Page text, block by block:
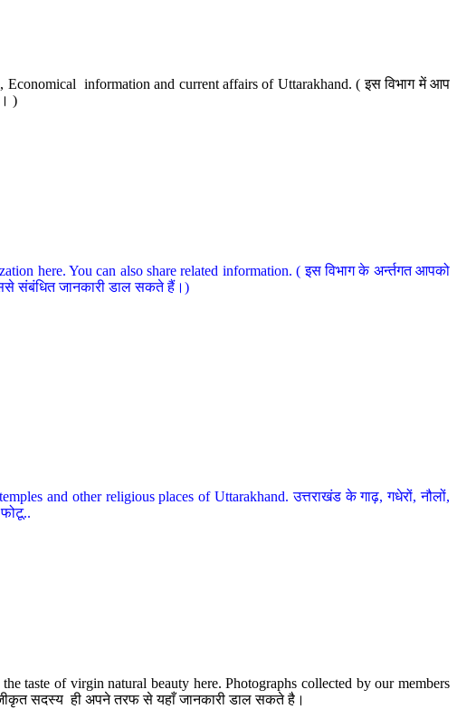
information and current affairs of Uttarakhand. ( इस विभाग में आप
)
here. You can also share related information. ( इस विभाग के अर्न्तगत आपको
संबंधित जानकारी डाल सकते हैं।)
and other religious places of Uttarakhand. उत्तराखंड के गाढ़, गधेरों, नौलों,
taste of virgin natural beauty here. Photographs collected by our members
सदस्य ही अपने तरफ से यहाँ जानकारी डाल सकते है।